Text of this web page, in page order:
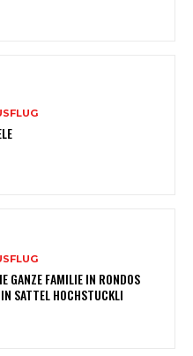
GANZE FAMILIE IN RONDOS
SATTEL HOCHSTUCKLI